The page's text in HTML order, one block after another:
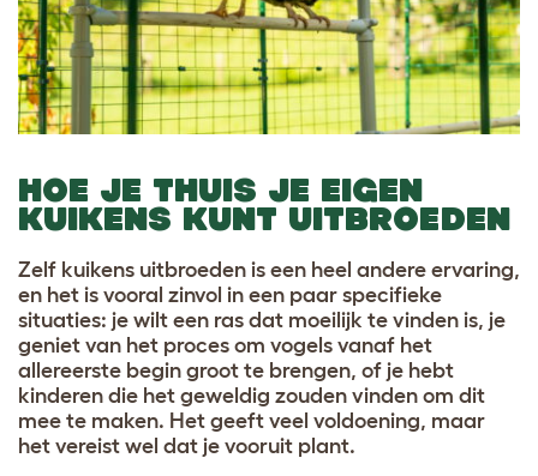
HOE JE THUIS JE EIGEN
KUIKENS KUNT UITBROEDEN
Zelf kuikens uitbroeden is een heel andere ervaring,
en het is vooral zinvol in een paar specifieke
situaties: je wilt een ras dat moeilijk te vinden is, je
geniet van het proces om vogels vanaf het
allereerste begin groot te brengen, of je hebt
kinderen die het geweldig zouden vinden om dit
mee te maken. Het geeft veel voldoening, maar
het vereist wel dat je vooruit plant.